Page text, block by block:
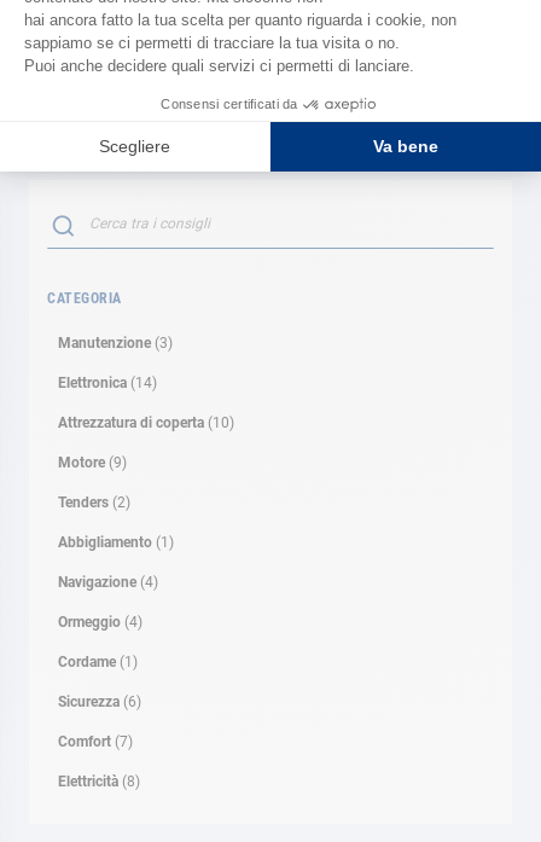
sceglierà un modello che sia collocabile nel vano specifico
e che si possa facilmente trovare nei porti per la ricarica.
SEARCH
CATEGORIA
Manutenzione (3)
Elettronica (14)
Attrezzatura di coperta (10)
Motore (9)
Tenders (2)
Abbigliamento (1)
Navigazione (4)
Ormeggio (4)
Cordame (1)
Sicurezza (6)
Comfort (7)
Elettricità (8)